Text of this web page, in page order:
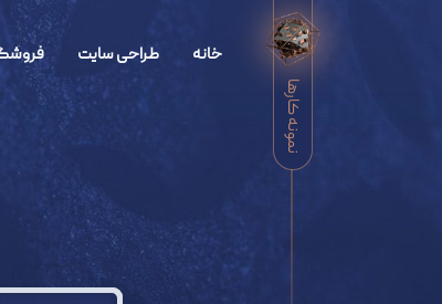
نمونه کارها
خانه طراحی سایت